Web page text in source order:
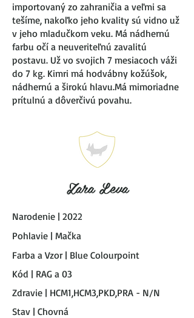
importovaný zo zahraničia a veľmi sa
tešíme, nakoľko jeho kvality sú vidno už
v jeho mladučkom veku. Má nádhernú
farbu očí a neuveriteľnú zavalitú
postavu. Už vo svojich 7 mesiacoch váži
do 7 kg. Kimri má hodvábny kožúšok,
nádhernú a širokú hlavu.Má mimoriadne
prítulnú a dôverčivú povahu.
Zara Leva
Narodenie | 2022
Pohlavie | Mačka
Farba a Vzor | Blue Colourpoint
Kód | RAG a 03
Zdravie | HCM1,HCM3,PKD,PRA - N/N
Stav | Chovná